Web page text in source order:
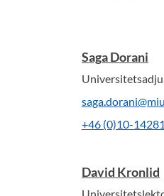
Saga Dorani
+46 (0)10-
David Kronlid